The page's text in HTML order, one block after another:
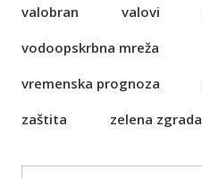
valobran
valovi
vodoopskrbna mreža
vremenska prognoza
zaštita
zelena zgrada